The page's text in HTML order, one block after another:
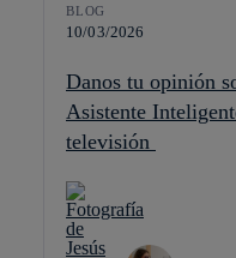
BLOG
10/03/2026
Danos tu opinión
Asistente
televisión